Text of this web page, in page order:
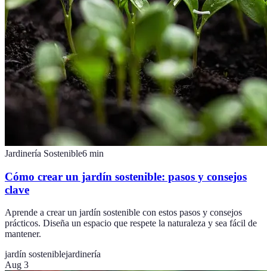
Jardinería Sostenible6 min
Cómo crear un jardín sostenible: pasos y consejos
clave
Aprende a crear un jardín sostenible con estos pasos y consejos
prácticos. Diseña un espacio que respete la naturaleza y sea fácil de
mantener.
jardín sosteniblejardinería
Aug 3